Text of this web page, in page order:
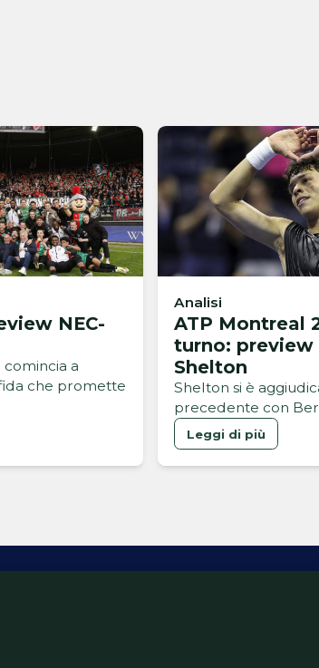
NEC-
a
che promette
Analisi
ATP Montreal
turno: preview
Shelton
Shelton si è
precedente con
Leggi di più